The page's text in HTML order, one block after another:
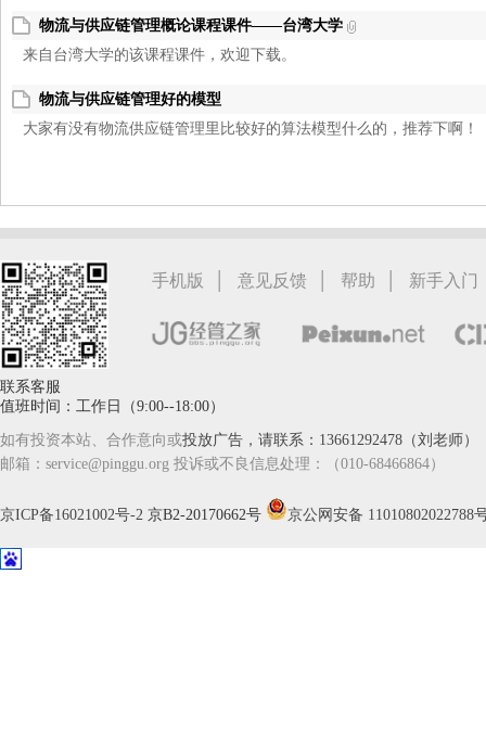
物流与供应链管理概论课程课件——台湾大学
来自台湾大学的该课程课件，欢迎下载。
物流与供应链管理好的模型
大家有没有物流供应链管理里比较好的算法模型什么的，推荐下啊！
手机版 | 意见反馈 | 帮助 | 新手入门
联系客服
值班时间：工作日（9:00--18:00）
如有投资本站、合作意向或投放广告，请联系：13661292478（刘老师）
邮箱：service@pinggu.org 投诉或不良信息处理：（010-68466864）
京ICP备16021002号-2 京B2-20170662号 京公网安备 11010802022788